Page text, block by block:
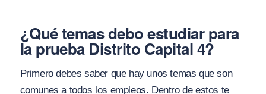
¿Qué temas debo estudiar para
la prueba Distrito Capital 4?
Primero debes saber que hay unos temas que son
comunes a todos los empleos. Dentro de estos te